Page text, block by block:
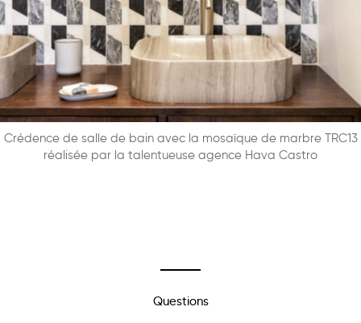
Crédence de salle de bain avec la mosaïque de marbre TRC13
réalisée par la talentueuse agence Hava Castro
Questions